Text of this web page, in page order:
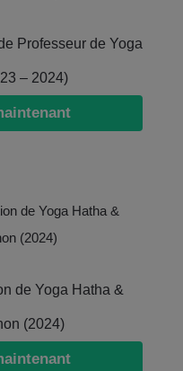
Professeur de Yoga
– 2024)
de Yoga Hatha &
(2024)